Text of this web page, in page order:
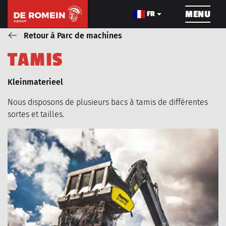
FR MENU
CONSTRUCTION DE
PIPELINE
À PROPOS DE NOUS
LES MACHINES POSTES VACANTS
NOUVELLES VIDEOS
Retour à Parc de machines
TAMIS
Blog_field_Dienst
Kleinmaterieel
Nous disposons de plusieurs bacs à tamis de différentes
sortes et tailles.